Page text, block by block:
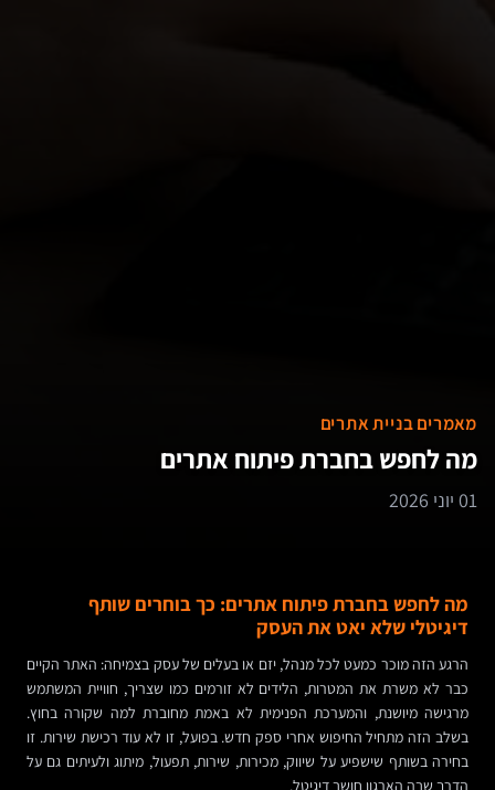
מאמרים בניית אתרים
מה לחפש בחברת פיתוח אתרים
01 יוני 2026
מה לחפש בחברת פיתוח אתרים: כך בוחרים שותף
דיגיטלי שלא יאט את העסק
הרגע הזה מוכר כמעט לכל מנהל, יזם או בעלים של עסק בצמיחה: האתר הקיים
כבר לא משרת את המטרות, הלידים לא זורמים כמו שצריך, חוויית המשתמש
מרגישה מיושנת, והמערכת הפנימית לא באמת מחוברת למה שקורה בחוץ.
בשלב הזה מתחיל החיפוש אחרי ספק חדש. בפועל, זו לא עוד רכישת שירות. זו
בחירה בשותף שישפיע על שיווק, מכירות, שירות, תפעול, מיתוג ולעיתים גם על
הדרך שבה הארגון חושב דיגיטל.